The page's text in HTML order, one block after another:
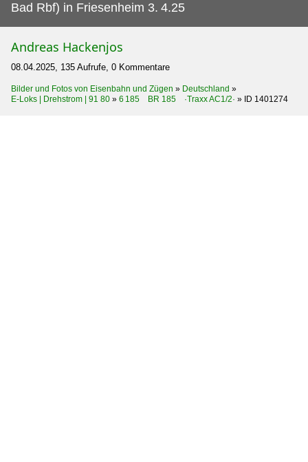
Bad Rbf) in Friesenheim 3. 4.25
Andreas Hackenjos
08.04.2025, 135 Aufrufe, 0 Kommentare
Bilder und Fotos von Eisenbahn und Zügen » Deutschland »
E-Loks | Drehstrom | 91 80 » 6 185 BR 185 ·Traxx AC1/2· » ID 1401274